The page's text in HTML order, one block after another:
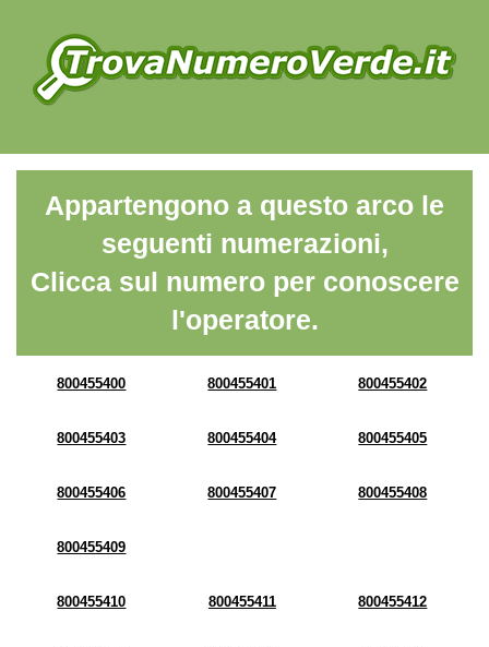
Appartengono a questo arco le
seguenti numerazioni,
Clicca sul numero per conoscere
l'operatore.
800455400 800455401 800455402
800455403 800455404 800455405
800455406 800455407 800455408
800455409
800455410 800455411 800455412